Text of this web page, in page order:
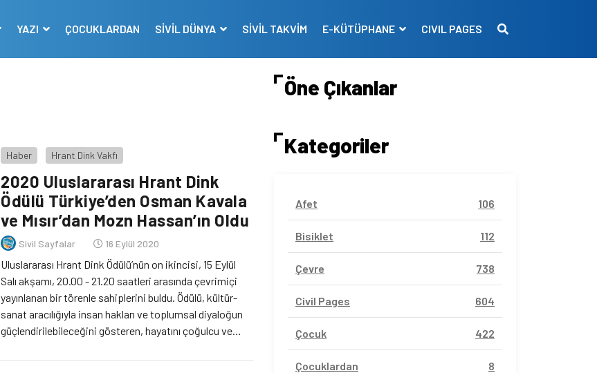
YAZI ÇOCUKLARDAN SİVİL DÜNYA SİVİL TAKVİM E-KÜTÜPHANE CIVIL PAGES
Haber Hrant Dink Vakfı
2020 Uluslararası Hrant Dink
Ödülü Türkiye’den Osman Kavala
ve Mısır’dan Mozn Hassan’ın Oldu
Sivil Sayfalar 16 Eylül 2020
Uluslararası Hrant Dink Ödülü’nün on ikincisi, 15 Eylül
Salı akşamı, 20.00 - 21.20 saatleri arasında çevrimiçi
yayınlanan bir törenle sahiplerini buldu. Ödülü, kültür-
sanat aracılığıyla insan hakları ve toplumsal diyaloğun
güçlendirilebileceğini gösteren, hayatını çoğulcu ve
Kavala ve Mısır'da kadına yönelik cinsel şiddetin ve
Öne Çıkanlar
Kategoriler
Afet 106
Bisiklet 112
Çevre 738
Civil Pages 604
Çocuk 422
Çocuklardan 8